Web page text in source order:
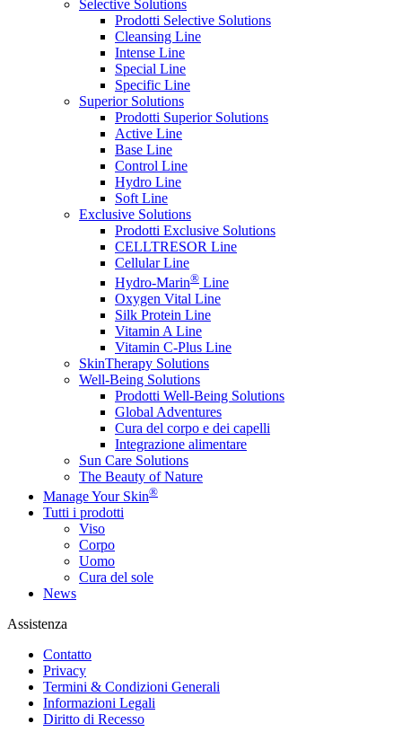
Selective Solutions
Prodotti Selective Solutions
Cleansing Line
Intense Line
Special Line
Specific Line
Superior Solutions
Prodotti Superior Solutions
Active Line
Base Line
Control Line
Hydro Line
Soft Line
Exclusive Solutions
Prodotti Exclusive Solutions
CELLTRESOR Line
Cellular Line
Hydro-Marin® Line
Oxygen Vital Line
Silk Protein Line
Vitamin A Line
Vitamin C-Plus Line
SkinTherapy Solutions
Well-Being Solutions
Prodotti Well-Being Solutions
Global Adventures
Cura del corpo e dei capelli
Integrazione alimentare
Sun Care Solutions
The Beauty of Nature
Manage Your Skin®
Tutti i prodotti
Viso
Corpo
Uomo
Cura del sole
News
Assistenza
Contatto
Privacy
Termini & Condizioni Generali
Informazioni Legali
Diritto di Recesso